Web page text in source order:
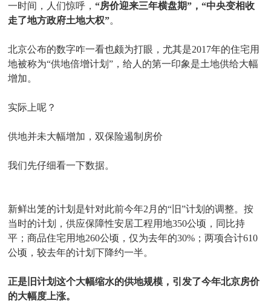
一时间，人们惊呼，“房价迎来三年横盘期”，“中央变相收
走了地方政府土地大权”。
北京公布的数字咋一看也颇为打眼，尤其是2017年的住宅用
地被称为“供地倍增计划”，给人的第一印象是土地供给大幅
增加。
实际上呢？
供地并未大幅增加，双保险遏制房价
我们先仔细看一下数据。
新鲜出笼的计划是针对此前今年2月的“旧”计划的调整。按
当时的计划，供应保障性安居工程用地350公顷，同比持
平；商品住宅用地260公顷，仅为去年的30%；两项合计610
公顷，较去年的计划下降约一半。
正是旧计划这个大幅缩水的供地规模，引发了今年北京房价
的大幅度上涨。